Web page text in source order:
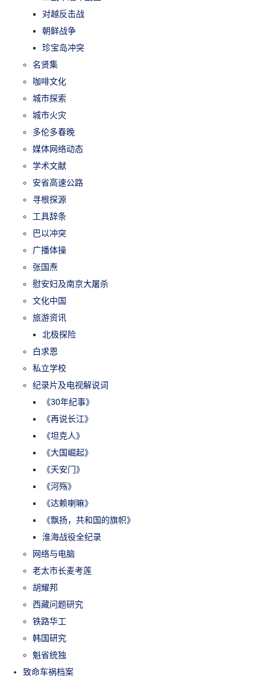
对越反击战
朝鲜战争
珍宝岛冲突
名贤集
咖啡文化
城市探索
城市火灾
多伦多春晚
媒体网络动态
学术文献
安省高速公路
寻根探源
工具辞条
巴以冲突
广播体操
张国焘
慰安妇及南京大屠杀
文化中国
旅游资讯
北极探险
白求恩
私立学校
纪录片及电视解说词
《30年纪事》
《再说长江》
《坦克人》
《大国崛起》
《天安门》
《河殇》
《达赖喇嘛》
《飘扬，共和国的旗帜》
淮海战役全纪录
网络与电脑
老太市长麦考莲
胡耀邦
西藏问题研究
铁路华工
韩国研究
魁省统独
致命车祸档案